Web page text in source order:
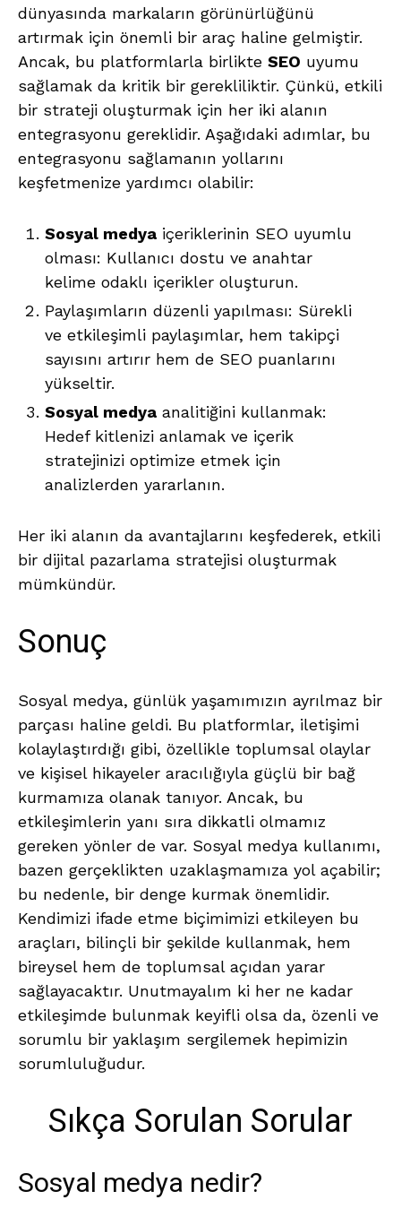
dünyasında markaların görünürlüğünü
artırmak için önemli bir araç haline gelmiştir.
Ancak, bu platformlarla birlikte SEO uyumu
sağlamak da kritik bir gerekliliktir. Çünkü, etkili
bir strateji oluşturmak için her iki alanın
entegrasyonu gereklidir. Aşağıdaki adımlar, bu
entegrasyonu sağlamanın yollarını
keşfetmenize yardımcı olabilir:
Sosyal medya içeriklerinin SEO uyumlu
olması: Kullanıcı dostu ve anahtar
kelime odaklı içerikler oluşturun.
Paylaşımların düzenli yapılması: Sürekli
ve etkileşimli paylaşımlar, hem takipçi
sayısını artırır hem de SEO puanlarını
yükseltir.
Sosyal medya analitiğini kullanmak:
Hedef kitlenizi anlamak ve içerik
stratejinizi optimize etmek için
analizlerden yararlanın.
Her iki alanın da avantajlarını keşfederek, etkili
bir dijital pazarlama stratejisi oluşturmak
mümkündür.
Sonuç
Sosyal medya, günlük yaşamımızın ayrılmaz bir
parçası haline geldi. Bu platformlar, iletişimi
kolaylaştırdığı gibi, özellikle toplumsal olaylar
ve kişisel hikayeler aracılığıyla güçlü bir bağ
kurmamıza olanak tanıyor. Ancak, bu
etkileşimlerin yanı sıra dikkatli olmamız
gereken yönler de var. Sosyal medya kullanımı,
bazen gerçeklikten uzaklaşmamıza yol açabilir;
bu nedenle, bir denge kurmak önemlidir.
Kendimizi ifade etme biçimimizi etkileyen bu
araçları, bilinçli bir şekilde kullanmak, hem
bireysel hem de toplumsal açıdan yarar
sağlayacaktır. Unutmayalım ki her ne kadar
etkileşimde bulunmak keyifli olsa da, özenli ve
sorumlu bir yaklaşım sergilemek hepimizin
sorumluluğudur.
Sıkça Sorulan Sorular
Sosyal medya nedir?